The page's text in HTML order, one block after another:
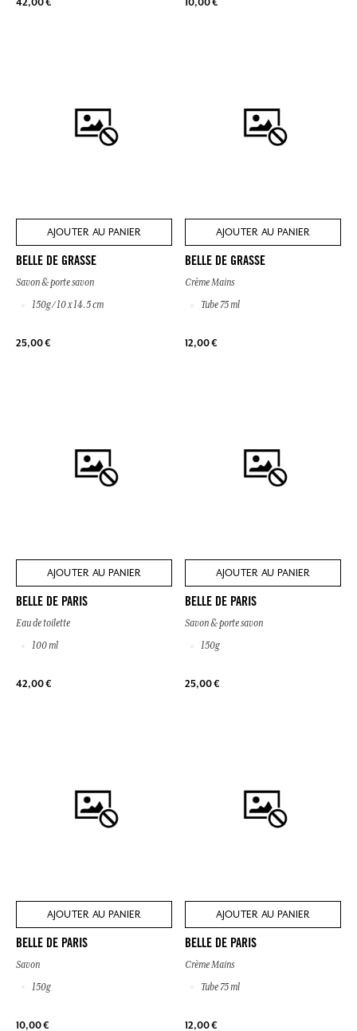
AJOUTER AU PANIER
BELLE DE GRASSE
Savon & porte savon
150g / 10 x 14.5 cm
25,00 €
AJOUTER AU PANIER
BELLE DE GRASSE
Crème Mains
Tube 75 ml
12,00 €
AJOUTER AU PANIER
BELLE DE PARIS
Eau de toilette
100 ml
42,00 €
AJOUTER AU PANIER
BELLE DE PARIS
Savon & porte savon
150g
25,00 €
AJOUTER AU PANIER
BELLE DE PARIS
Savon
150g
10,00 €
AJOUTER AU PANIER
BELLE DE PARIS
Crème Mains
Tube 75 ml
12,00 €